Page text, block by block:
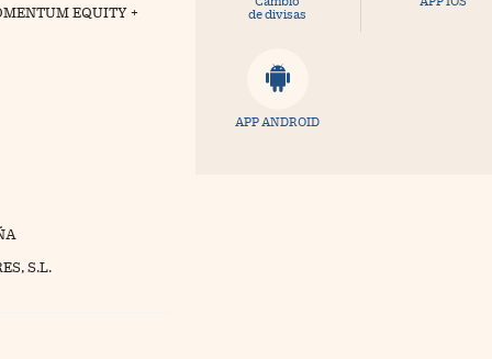
EQUITY +
S.L.
de divisas
APP ANDROID